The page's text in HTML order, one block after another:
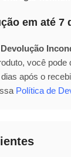
em até 7
você pode
após o
Política de